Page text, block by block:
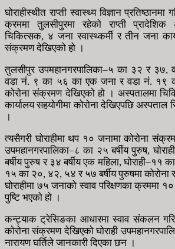
घोराहीस्थीत राप्ती स्वास्थ्य विज्ञान प्रतिष्ठानमा
क्रममा तुलसीपुरमा रहेको राप्ती प्रादेशिक
चिकित्सक, ४ जना स्वास्थ्कर्मी र तीन जना
संक्रमण देखिएको हो ।
तुलसीपुर उपमहानगरपालिका–५ का ३२ र
वडा नं. ९ का ५६ का एक जना र वडा नं. १९
कोरोना संक्रमण देखिएको हो । अस्पतालमा
कार्यालय सहयोगीमा कोरोना देखिएपछि अस्पताल
।
त्यसैगरी घोराहीमा थप १० जनामा कोरोना
उपमहानगरपालिका–८ का २५ बर्षीय पुरुष,
बर्षीय पुरुष र ३४ बर्षीय एक महिला, घोराही–११
१५ का २०, ४२, ५४ र ५७ बर्षीय पुरुषमा कोरोना
घोराहीमा ७५ जनाको स्वाव परिक्षणका क्रममा
पुष्टि भएको हो ।
कन्ट्याक ट्रेसिङका आधारमा स्वाव संकलन
कोरोना संक्रमण देखिएको घोराही
नारायण घर्तिले जानकारी दिएका छन ।